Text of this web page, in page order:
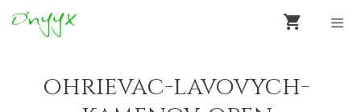
Preskočiť
na
ohrievac-lavovych-